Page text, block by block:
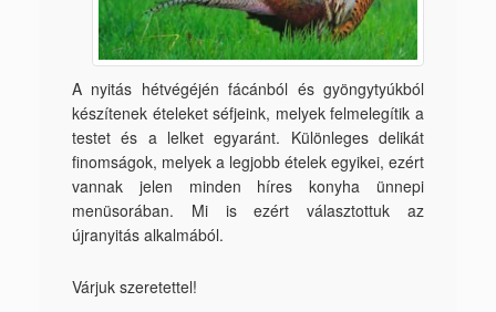
A nyitás hétvégéjén fácánból és gyöngytyúkból
készítenek ételeket séfjeink, melyek felmelegítik a
testet és a lelket egyaránt. Különleges delikát
finomságok, melyek a legjobb ételek egyikei, ezért
vannak jelen minden híres konyha ünnepi
menüsorában. Mi is ezért választottuk az
újranyitás alkalmából.
Várjuk szeretettel!